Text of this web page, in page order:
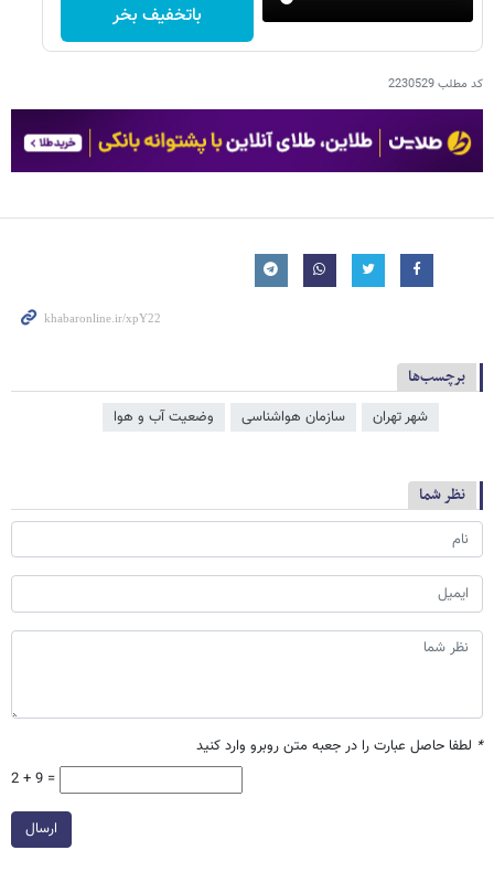
باتخفیف بخر
کد مطلب2230529
برچسب‌ها
شهر تهران سازمان هواشناسی وضعیت آب و هوا
نظر شما
* لطفا حاصل عبارت را در جعبه متن روبرو وارد کنید
2 + 9 =
ارسال